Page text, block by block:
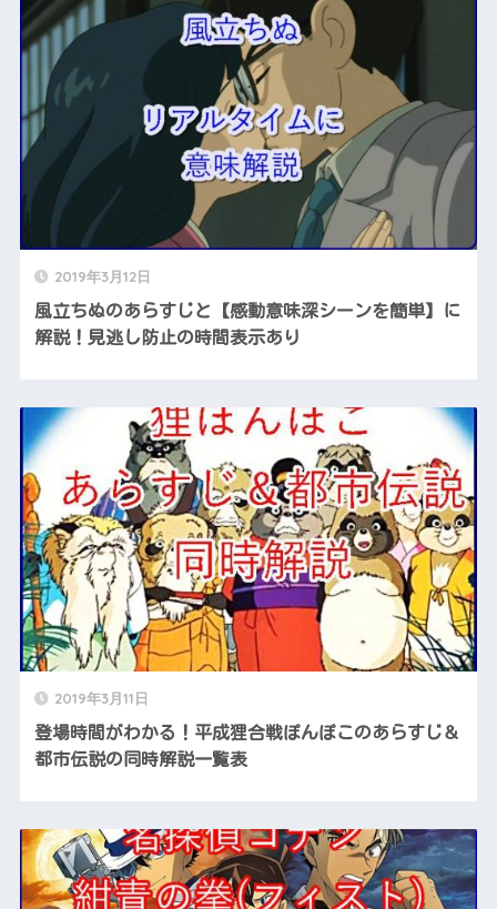
2019年3月12日
風立ちぬのあらすじと【感動意味深シーンを簡単】に
解説！見逃し防止の時間表示あり
2019年3月11日
登場時間がわかる！平成狸合戦ぽんぽこのあらすじ＆
都市伝説の同時解説一覧表